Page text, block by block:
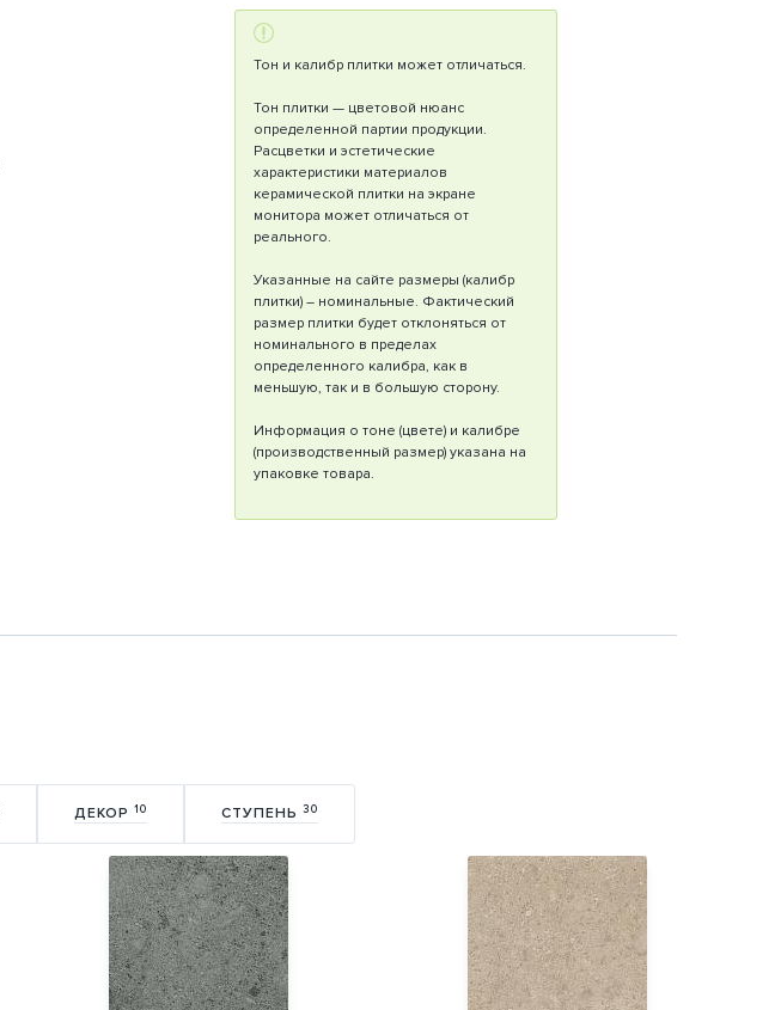
Тон и калибр плитки может отличаться.
Тон плитки — цветовой нюанс
определенной партии продукции.
Расцветки и эстетические
характеристики материалов
керамической плитки на экране
монитора может отличаться от
реального.
Указанные на сайте размеры (калибр
плитки) – номинальные. Фактический
размер плитки будет отклоняться от
номинального в пределах
определенного калибра, как в
меньшую, так и в большую сторону.
Информация о тоне (цвете) и калибре
(производственный размер) указана на
упаковке товара.
ДЕКОР 10 СТУПЕНЬ 30